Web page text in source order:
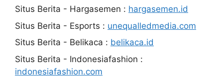
Situs Berita - Hargasemen : hargasemen.id
Situs Berita - Esports : unequalledmedia.com
Situs Berita - Belikaca : belikaca.id
Situs Berita - Indonesiafashion :
indonesiafashion.com